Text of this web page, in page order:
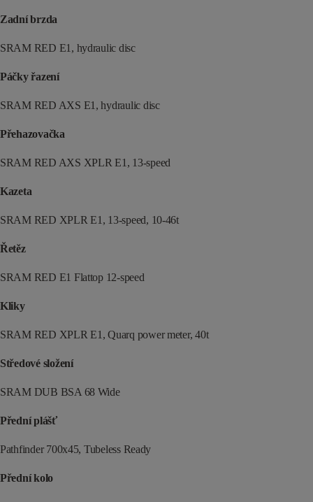
Zadní brzda
SRAM RED E1, hydraulic disc
Páčky řazení
SRAM RED AXS E1, hydraulic disc
Přehazovačka
SRAM RED AXS XPLR E1, 13-speed
Kazeta
SRAM RED XPLR E1, 13-speed, 10-46t
Řetěz
SRAM RED E1 Flattop 12-speed
Kliky
SRAM RED XPLR E1, Quarq power meter, 40t
Středové složení
SRAM DUB BSA 68 Wide
Přední plášť
Pathfinder 700x45, Tubeless Ready
Přední kolo